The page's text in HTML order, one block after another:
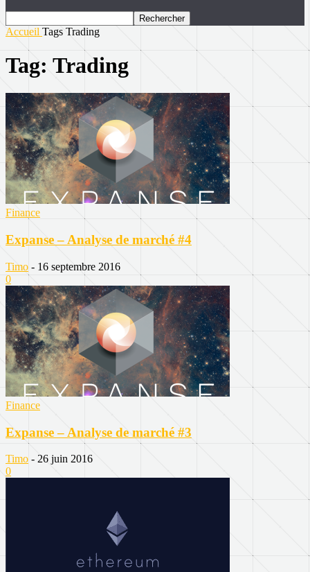
Accueil Tags Trading
Tag: Trading
Finance
Expanse – Analyse de marché #4
Timo - 16 septembre 2016
0
Finance
Expanse – Analyse de marché #3
Timo - 26 juin 2016
0